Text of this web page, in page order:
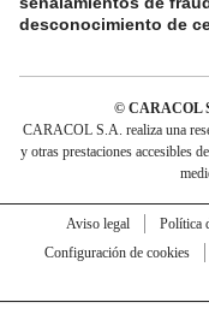
desconocimiento de
© CARACOL
CARACOL S.A. realiza una
y otras prestaciones accesibles
Aviso legal Política
Configuración de cookies